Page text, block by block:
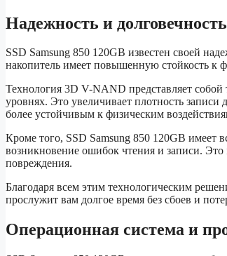
Надежность и долговечность
SSD Samsung 850 120GB известен своей
накопитель имеет повышенную стойкость к
Технология 3D V-NAND представляет
уровнях. Это увеличивает плотность
более устойчивым к физическим
Кроме того, SSD Samsung 850 120GB имеет
возникновение ошибок чтения и записи.
повреждения.
Благодаря всем этим технологическим
прослужит вам долгое время без сбоев и
Операционная система и